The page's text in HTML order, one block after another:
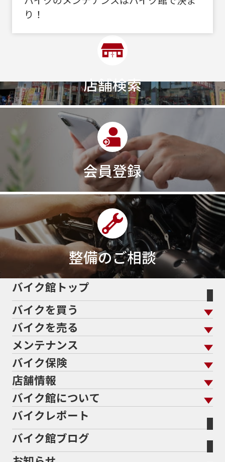
り！
店舗検索
会員登録
整備のご相談
バイク館トップ
バイクを買う
バイクを買う トップ
バイクを探す
メーカーから探す
色から探す
スタイルから探す
排気量から探す
走行距離から探す
中古車から探す
バイクを売る
バイクを売る トップ
バイク館買取の強み
バイクを高く売るコツ
バイク買取の流れ
全国展開の強み
よくあるご質問
バイク買取強化車両
オンライン査定フォーム
メーカー別買取相場・
メンテナンス
メンテナンス トップ
バイク点検
バイク車検
Bikeep
プロテクションフィルム
バイク保険
バイク保険 トップ
自賠責保険
任意保険
バイク保険無料見積り（現在未加入の方）
店舗情報
店舗情報 トップ
北海道
宮城
バイク館について
バイク館について トップ
バイク館が選ばれる理由
バイクレポート
バイク館ブログ